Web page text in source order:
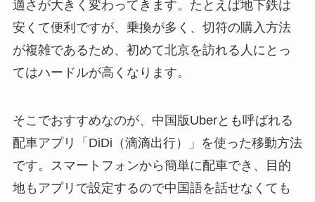
適さが大きく変わってきます。たとえば地下鉄は
安くて便利ですが、乗換が多く、切符の購入方法
が複雑であるため、初めて北京を訪れる人にとっ
てはハードルが高くなります。
そこでおすすめなのが、中国版Uberとも呼ばれる
配車アプリ「DiDi（滴滴出行）」を使った移動方法
です。スマートフォンから簡単に配車でき、目的
地もアプリで設定するので中国語を話せなくても